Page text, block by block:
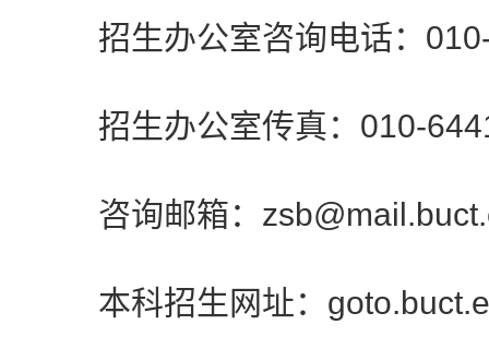
招生办公室咨询电话：
招生办公室传真：010-
咨询邮箱：
本科招生网址：